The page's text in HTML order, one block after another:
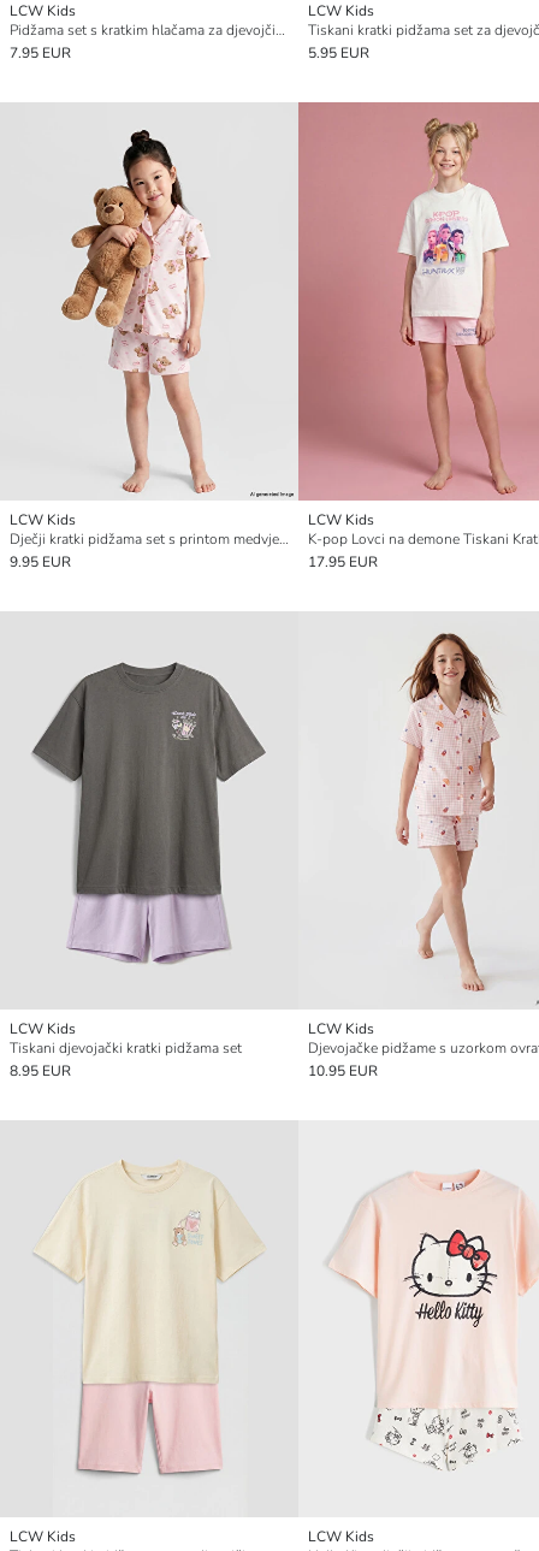
LCW Kids
Pidžama set s kratkim hlačama za djevojčice s okruglim izrezom
7.95 EUR
LCW Kids
Tiskani kratki pidžama set za
5.95 EUR
LCW Kids
Dječji kratki pidžama set s printom medvjedića
9.95 EUR
LCW Kids
17.95 EUR
LCW Kids
Tiskani djevojački kratki pidžama set
8.95 EUR
LCW Kids
10.95 EUR
LCW Kids
LCW Kids